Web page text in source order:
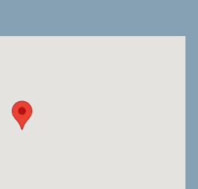
befindet sich ein
TV und Duschbad en suite.